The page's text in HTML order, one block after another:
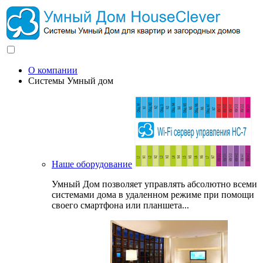
О компании
Системы Умный дом
Наше оборудование
Умный Дом позволяет управлять абсолютно всеми
системами дома в удаленном режиме при помощи
своего смартфона или планшета...